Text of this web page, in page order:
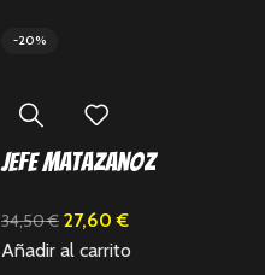
-20%
Jefe Matazanoz
34,50€ 27,60€
Añadir al carrito